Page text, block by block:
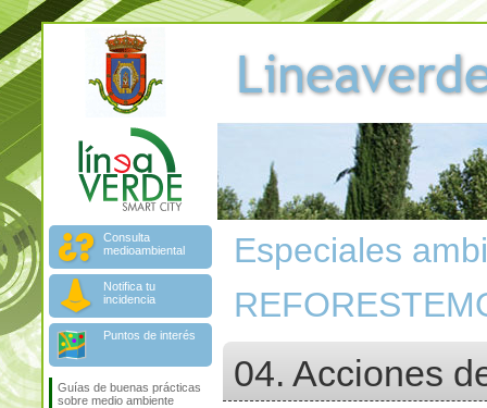
Consulta
medioambiental
Notifica tu
incidencia
Puntos de interés
Guías de buenas prácticas
sobre medio ambiente
Especiales
04. Acciones